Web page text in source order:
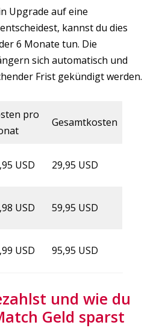
Upgrade auf eine
kannst du dies
6 Monate tun. Die
sich automatisch und
Frist gekündigt werden.
pro
Gesamtkosten
USD 29,95 USD
USD 59,95 USD
USD 95,95 USD
und wie du
Geld sparst